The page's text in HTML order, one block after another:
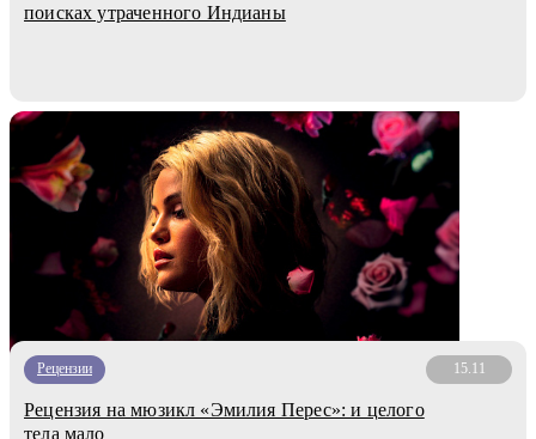
поисках утраченного Индианы
Рецензии 15.11
Рецензия на мюзикл «Эмилия Перес»: и целого
тела мало